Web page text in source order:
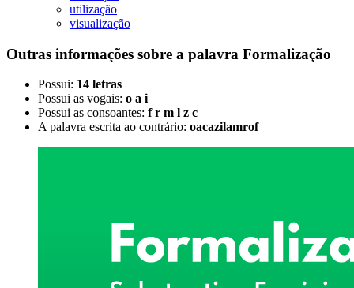
utilização
visualização
Outras informações sobre a palavra Formalização
Possui: 14 letras
Possui as vogais: o a i
Possui as consoantes: f r m l z c
A palavra escrita ao contrário: oacazilamrof